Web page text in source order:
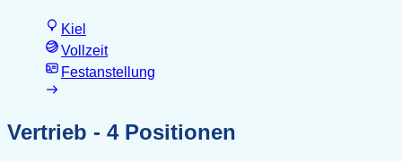
Kiel
Vollzeit
Festanstellung
Vertrieb - 4 Positionen